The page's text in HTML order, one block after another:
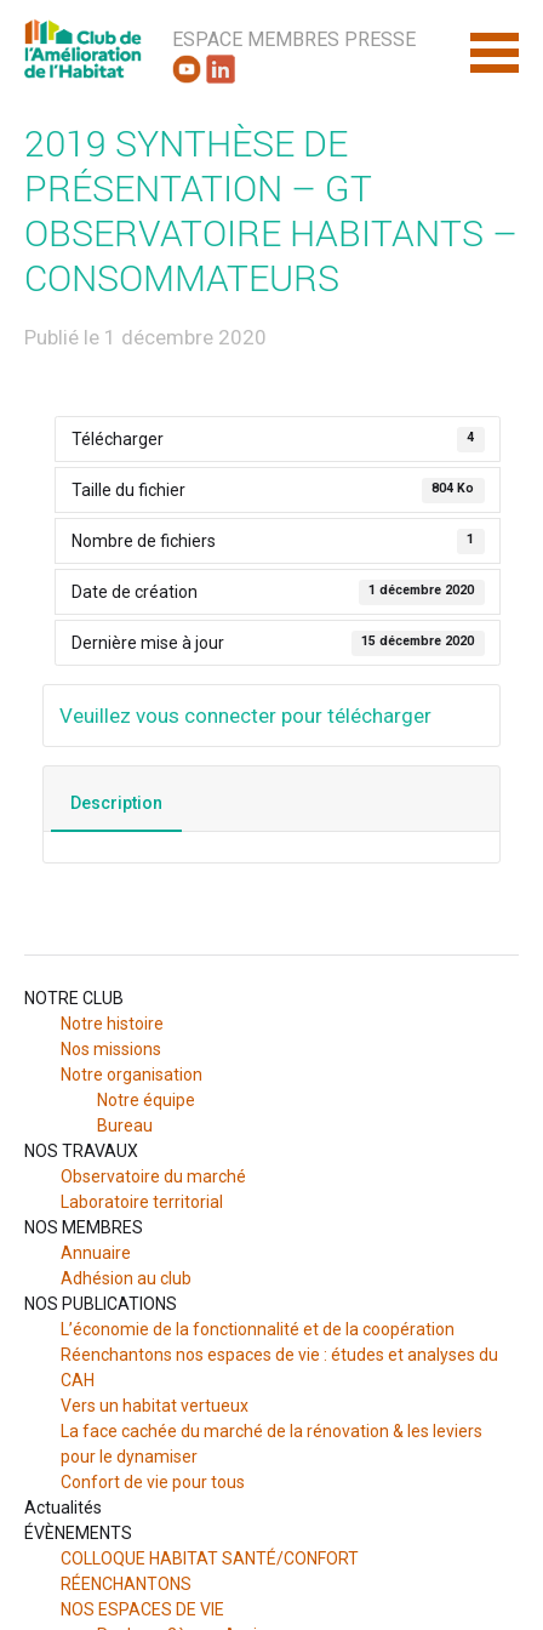
ESPACE MEMBRES PRESSE
2019 SYNTHÈSE DE
PRÉSENTATION – GT
OBSERVATOIRE HABITANTS –
CONSOMMATEURS
Publié le 1 décembre 2020
Télécharger 4
Taille du fichier 804 Ko
Nombre de fichiers 1
Date de création 1 décembre 2020
Dernière mise à jour 15 décembre 2020
Veuillez vous connecter pour télécharger
Description
NOTRE CLUB
Notre histoire
Nos missions
Notre organisation
Notre équipe
Bureau
NOS TRAVAUX
Observatoire du marché
Laboratoire territorial
NOS MEMBRES
Annuaire
Adhésion au club
NOS PUBLICATIONS
L’économie de la fonctionnalité et de la coopération
Réenchantons nos espaces de vie : études et analyses du
CAH
Vers un habitat vertueux
La face cachée du marché de la rénovation & les leviers
pour le dynamiser
Confort de vie pour tous
Actualités
ÉVÈNEMENTS
COLLOQUE HABITAT SANTÉ/CONFORT
RÉENCHANTONS
NOS ESPACES DE VIE